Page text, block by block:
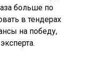
больше по
в тендерах
на победу,